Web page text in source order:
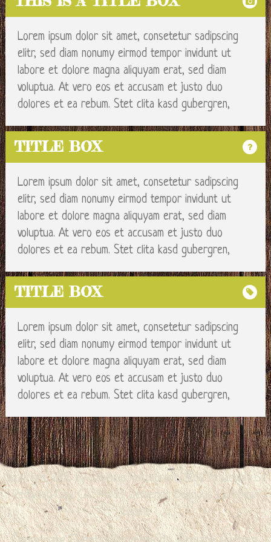
This is the
content
This is
another
content
This is the
last content
This is the
content
This is
another
content
This is the
last content
Lorem ipsum dolor sit amet, consetetur sadipscing
elitr, sed diam nonumy eirmod tempor invidunt ut
labore et dolore magna aliquyam erat, sed diam
voluptua. At vero eos et accusam et justo duo
dolores et ea rebum. Stet clita kasd gubergren,
TITLE BOX
Lorem ipsum dolor sit amet, consetetur sadipscing
elitr, sed diam nonumy eirmod tempor invidunt ut
labore et dolore magna aliquyam erat, sed diam
voluptua. At vero eos et accusam et justo duo
dolores et ea rebum. Stet clita kasd gubergren,
TITLE BOX
Lorem ipsum dolor sit amet, consetetur sadipscing
elitr, sed diam nonumy eirmod tempor invidunt ut
labore et dolore magna aliquyam erat, sed diam
voluptua. At vero eos et accusam et justo duo
dolores et ea rebum. Stet clita kasd gubergren,
Copyright 2016 by CariBlue Restaurant. 1660 Broadway St.
Redwood City. CA. 94063. Delivering Delicious Caribbean
Cuisine